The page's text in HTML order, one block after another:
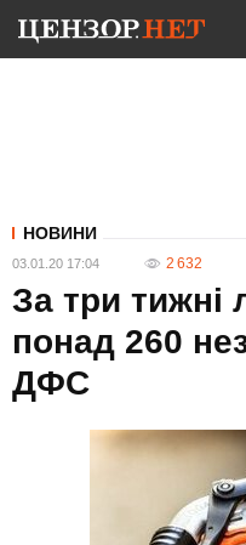
НОВИНИ
03.01.20 17:04 2 632
За три тижні
понад 260
ДФС